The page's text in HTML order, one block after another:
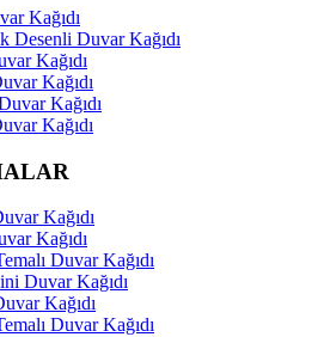
Kağıdı
Desenli Duvar Kağıdı
Kağıdı
Kağıdı
Kağıdı
Kağıdı
Kağıdı
Kağıdı
Duvar Kağıdı
Duvar Kağıdı
Kağıdı
Duvar Kağıdı